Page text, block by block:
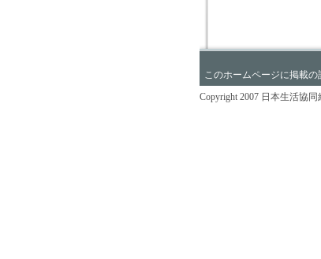
このホームページに掲載の
Copyright 2007 日本生活協